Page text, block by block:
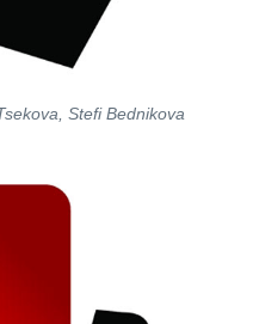
Stefi Bednikova